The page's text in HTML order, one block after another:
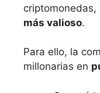
criptomonedas,
más valioso.
Para ello, la
millonarias en